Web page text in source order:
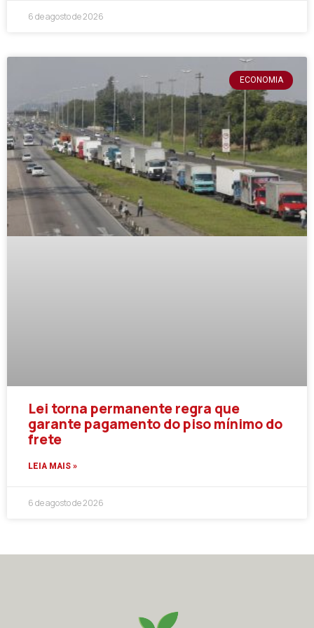
6 de agosto de 2026
ECONOMIA
Lei torna permanente regra que
garante pagamento do piso mínimo do
frete
LEIA MAIS »
6 de agosto de 2026